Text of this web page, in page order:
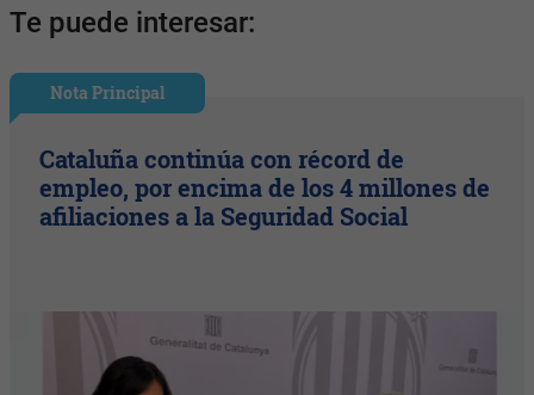
Te puede interesar:
Nota Principal
Cataluña continúa con récord de
empleo, por encima de los 4 millones de
afiliaciones a la Seguridad Social